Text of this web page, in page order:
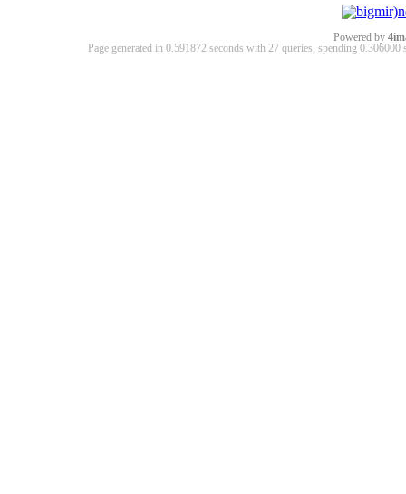
Powered by
Page generated in 0.591872 seconds with 27 queries, spending